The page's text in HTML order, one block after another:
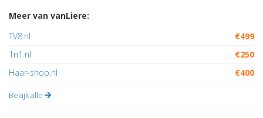
Meer van vanLiere:
TV8.nl
€499
1n1.nl
€250
Haar-shop.nl
€400
Bekijk alle